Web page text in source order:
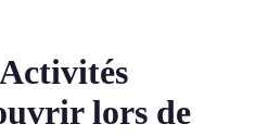
lors de